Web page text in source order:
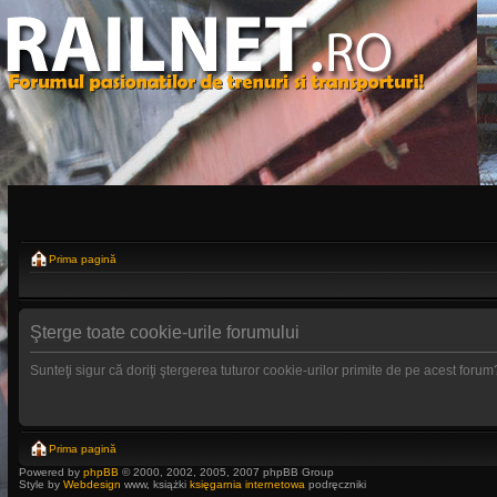
Prima pagină
Şterge toate cookie-urile forumului
Sunteţi sigur că doriţi ştergerea tuturor cookie-urilor primite de pe acest
Prima pagină
Powered by phpBB © 2000, 2002, 2005, 2007 phpBB Group
Style by Webdesign www, książki księgarnia internetowa podręczniki